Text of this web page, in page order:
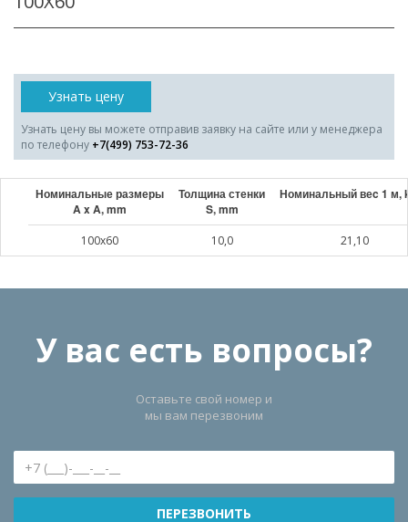
Узнать цену
Узнать цену вы можете отправив заявку на сайте или у менеджера
по телефону +7(499) 753-72-36
Номинальные размеры
A x A, mm
Толщина стенки
S, mm
Номинальный веc 1 м,
100x60 10,0 21,10
У вас есть вопросы?
Оставьте свой номер и
мы вам перезвоним